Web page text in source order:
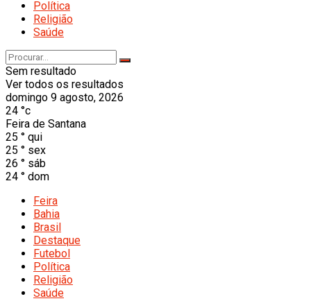
Política
Religião
Saúde
Sem resultado
Ver todos os resultados
domingo 9 agosto, 2026
24 °c
Feira de Santana
25 ° qui
25 ° sex
26 ° sáb
24 ° dom
Feira
Bahia
Brasil
Destaque
Futebol
Política
Religião
Saúde